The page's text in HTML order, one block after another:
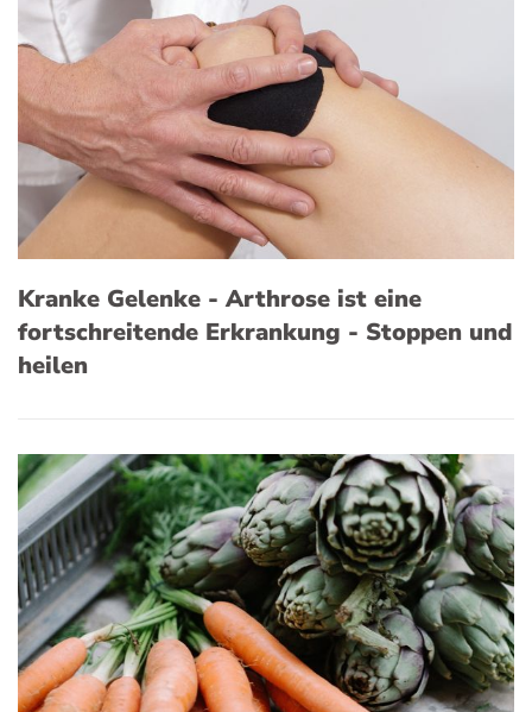
Kranke Gelenke - Arthrose ist eine
fortschreitende Erkrankung - Stoppen und
heilen